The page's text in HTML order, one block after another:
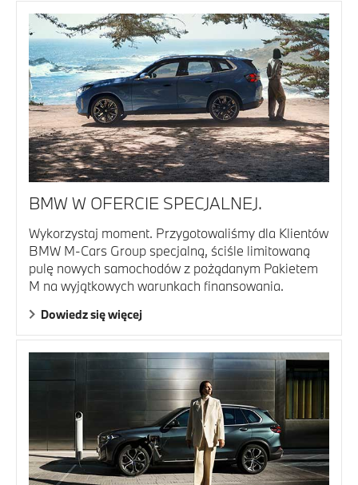
BMW W OFERCIE SPECJALNEJ.
Wykorzystaj moment. Przygotowaliśmy dla Klientów
BMW M-Cars Group specjalną, ściśle limitowaną
pulę nowych samochodów z pożądanym Pakietem
M na wyjątkowych warunkach finansowania.
Dowiedz się więcej